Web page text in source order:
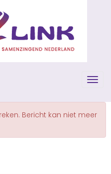
Bericht kan niet meer